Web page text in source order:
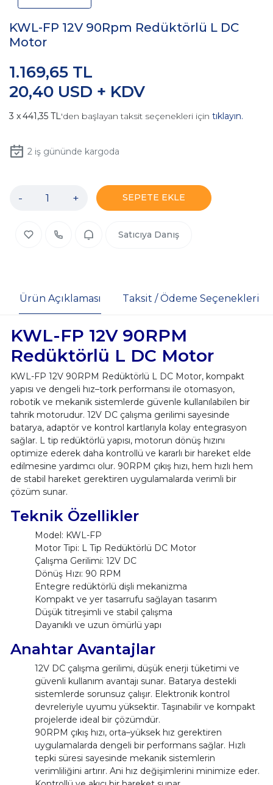
KWL-FP 12V 90Rpm Redüktörlü L DC
Motor
20,40 USD + KDV
1.169,65 TL
441,35 TL'den başlayan taksit seçenekleri için tıklayın.
2iş gününde kargoda
- + SEPETE EKLE
Satıcıya Danış
Ürün Açıklaması Taksit / Ödeme Seçenekleri
KWL-FP 12V 90RPM
Redüktörlü L DC Motor
KWL-FP 12V 90RPM Redüktörlü L DC Motor, kompakt
yapısı ve dengeli hız–tork performansı ile otomasyon,
robotik ve mekanik sistemlerde güvenle kullanılabilen bir
tahrik motorudur. 12V DC çalışma gerilimi sayesinde
batarya, adaptör ve kontrol kartlarıyla kolay entegrasyon
sağlar. L tip redüktörlü yapısı, motorun dönüş hızını
optimize ederek daha kontrollü ve kararlı bir hareket elde
edilmesine yardımcı olur. 90RPM çıkış hızı, hem hızlı hem
de stabil hareket gerektiren uygulamalarda verimli bir
çözüm sunar.
Teknik Özellikler
Model: KWL-FP
Motor Tipi: L Tip Redüktörlü DC Motor
Çalışma Gerilimi: 12V DC
Dönüş Hızı: 90 RPM
Entegre redüktörlü dişli mekanizma
Kompakt ve yer tasarrufu sağlayan tasarım
Düşük titreşimli ve stabil çalışma
Dayanıklı ve uzun ömürlü yapı
Anahtar Avantajlar
12V DC çalışma gerilimi, düşük enerji tüketimi ve
güvenli kullanım avantajı sunar. Batarya destekli
sistemlerde sorunsuz çalışır. Elektronik kontrol
devreleriyle uyumu yüksektir. Taşınabilir ve kompakt
projelerde ideal bir çözümdür.
90RPM çıkış hızı, orta–yüksek hız gerektiren
uygulamalarda dengeli bir performans sağlar. Hızlı
tepki süresi sayesinde mekanik sistemlerin
verimliliğini artırır. Ani hız değişimlerini minimize eder.